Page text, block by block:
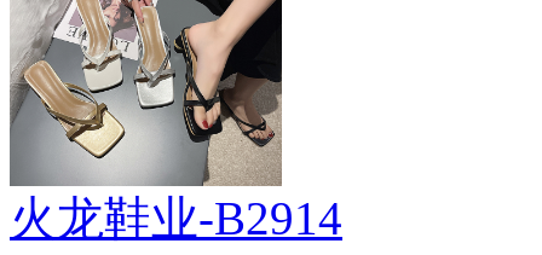
火龙鞋业-B2914